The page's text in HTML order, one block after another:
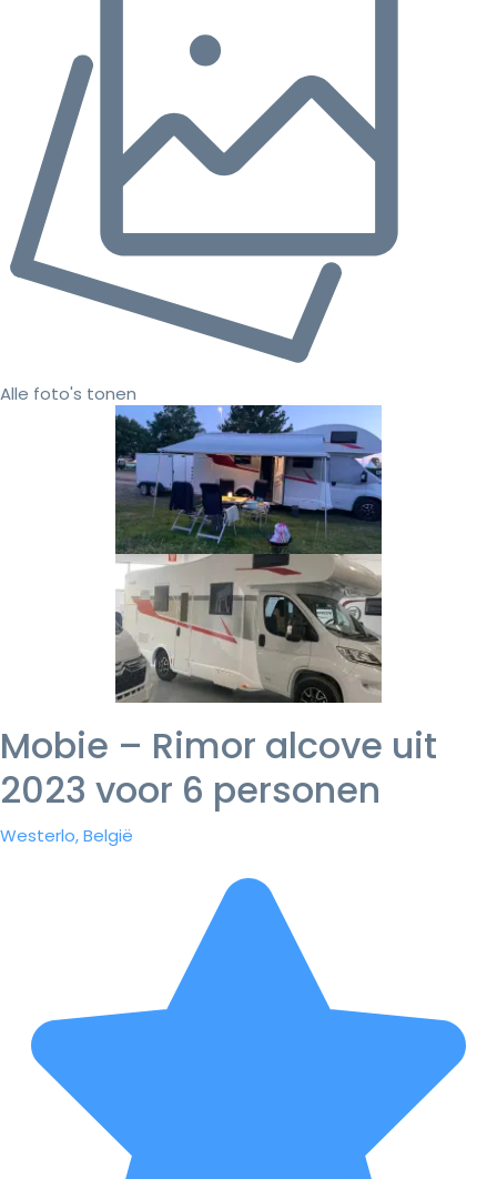
Alle foto's tonen
Mobie – Rimor alcove uit
2023 voor 6 personen
Westerlo, België